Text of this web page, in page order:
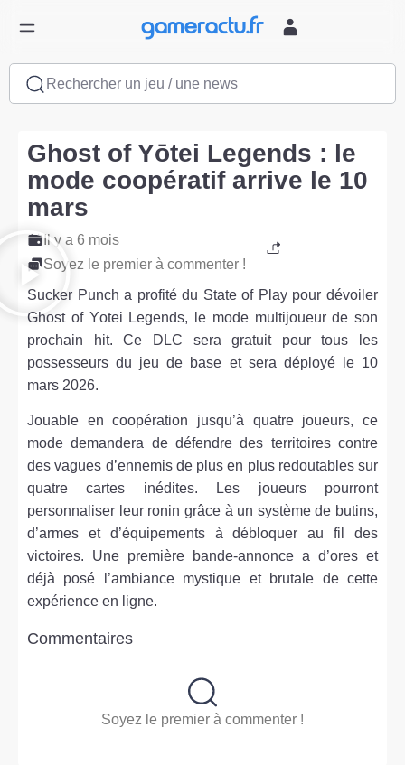
Rechercher un jeu / une news
Ghost of Yōtei Legends : le
mode coopératif arrive le 10
mars
Il y a 6 mois
Soyez le premier à commenter !
Sucker Punch a profité du State of Play pour dévoiler
Ghost of Yōtei Legends, le mode multijoueur de son
prochain hit. Ce DLC sera gratuit pour tous les
possesseurs du jeu de base et sera déployé le 10
mars 2026.
Jouable en coopération jusqu’à quatre joueurs, ce
mode demandera de défendre des territoires contre
des vagues d’ennemis de plus en plus redoutables sur
quatre cartes inédites. Les joueurs pourront
personnaliser leur ronin grâce à un système de butins,
d’armes et d’équipements à débloquer au fil des
victoires. Une première bande-annonce a d’ores et
déjà posé l’ambiance mystique et brutale de cette
expérience en ligne.
Commentaires
Soyez le premier à commenter !